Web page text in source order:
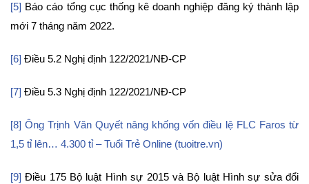
[5] Báo cáo tổng cục thống kê doanh nghiệp đăng ký thành lập
mới 7 tháng năm 2022.
[6] Điều 5.2 Nghị định 122/2021/NĐ-CP
[7] Điều 5.3 Nghị định 122/2021/NĐ-CP
[8] Ông Trịnh Văn Quyết nâng khống vốn điều lệ FLC Faros từ
1,5 tỉ lên… 4.300 tỉ – Tuổi Trẻ Online (tuoitre.vn)
[9] Điều 175 Bộ luật Hình sự 2015 và Bộ luật Hình sự sửa đổi